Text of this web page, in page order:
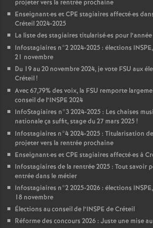
projeter vers la rentrée prochaine
Enseignant·es etCPE stagiaires affecté·es
Créteil 2024-2025
La liste des stagiaires titularisé·es pour
Infostagiaires n°2 2024-2025 : élections INSPE
21 novembre
Du 19 au 20 novembre 2024, je vote FSU aux
Créteil!
Avec 67,79% des voix, la FSU remporte
conseil de l’INSPE 2024
InfoStagiaires n°3 2024-2025 : Les chaises
nationale ça suffit, stage du 27 mars 2025!
Infostagiaires n°4 2024-2025 : Titularisation
projeter vers la rentrée prochaine
Enseignant·es etCPE stagiaires affecté·es à
Infostagiaires de la rentrée 2025 : Tout savoir
entrée dans le métier
Infostagiaires n°2 2025-2026 : élections INSPE
18 novembre
Élections au conseil de l’INSPE de Créteil
Réforme des concours 2026 : Juste une mise